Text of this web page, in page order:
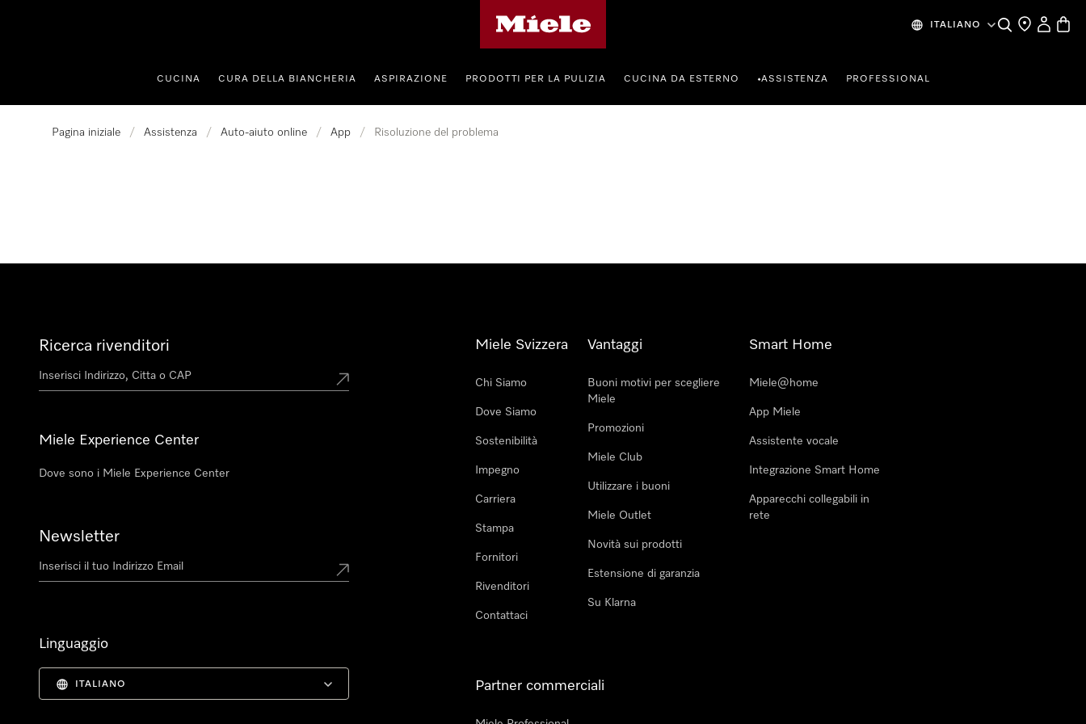
ITALIANO CercaRicerca
Il mio
CUCINA CURA DELLA BIANCHERIA ASPIRAZIONE PRODOTTI PER LA PULIZIA CUCINA DA ESTERNO •ASSISTENZA PROFESSIONAL
Pagina iniziale / Assistenza / Auto-aiuto online / App / Risoluzione del problema
Ricerca rivenditori
Miele Experience Center
Dove sono i Miele Experience Center
Newsletter
Linguaggio
ITALIANO
Miele Svizzera
Chi Siamo
Dove Siamo
Sostenibilità
Impegno
Carriera
Stampa
Fornitori
Rivenditori
Contattaci
Vantaggi
Buoni motivi per scegliere
Miele
Promozioni
Miele Club
Utilizzare i buoni
Miele Outlet
Novità sui prodotti
Estensione di garanzia
Su Klarna
Smart Home
Miele@home
App Miele
Assistente vocale
Integrazione Smart Home
Apparecchi collegabili in
rete
Partner commerciali